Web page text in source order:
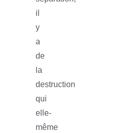
il
y
a
de
la
destruction
qui
elle-
même